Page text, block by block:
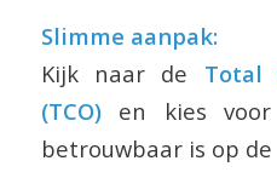
Slimme aanpak:
Kijk naar de Total
(TCO)en kies voor
betrouwbaar is op